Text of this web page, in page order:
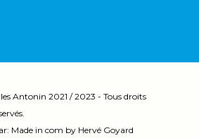
Antonin 2021 / 2023 - Tous droits
Made in com by Hervé Goyard